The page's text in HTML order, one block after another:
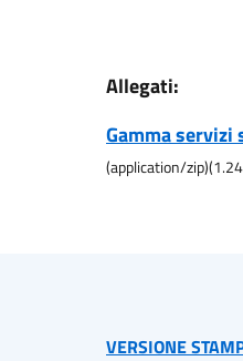
Allegati:
Gamma
(application/zip)(1.24
VERSIONE